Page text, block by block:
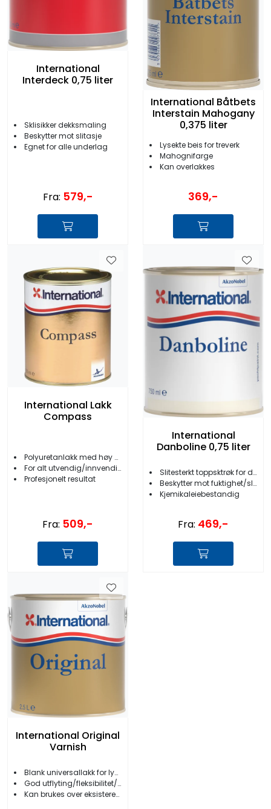
International
Interdeck 0,75 liter
Sklisikker dekksmaling
Beskytter mot slitasje
Egnet for alle underlag
Fra: 579,-
International Båtbets
Interstain Mahogany
0,375 liter
Lysekte beis for treverk
Mahognifarge
Kan overlakkes
369,-
International Lakk
Compass
Polyuretanlakk med høy glans
For alt utvendig/innvendig treverk
Profesjonelt resultat
Fra: 509,-
International
Danboline 0,75 liter
Slitesterkt toppsktrøk for dørk/skott
Beskytter mot fuktighet/slitasje
Kjemikaleiebestandig
Fra: 469,-
International Original
Varnish
Blank universallakk for lyst treverk
God utflyting/fleksibilitet/glansholdbarhet
Kan brukes over eksisterende lakk